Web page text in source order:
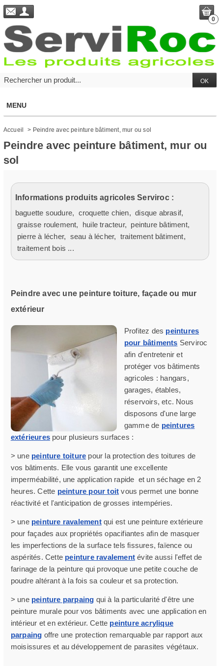
0
MENU
Accueil > Peindre avec peinture bâtiment, mur ou sol
Peindre avec peinture bâtiment, mur ou
sol
Informations produits agricoles Serviroc :
baguette soudure, croquette chien,disque abrasif,
graisse roulement, huile tracteur, peinture bâtiment,
pierre à lécher, seau à lécher, traitement bâtiment,
traitement bois ...
Peindre avec une peinture toiture, façade ou mur
extérieur
Profitez des peintures
pour bâtiments Serviroc
afin d'entretenir et
protéger vos bâtiments
agricoles : hangars,
garages, étables,
réservoirs, etc. Nous
disposons d'une large
gamme de peintures
extérieurespour plusieurs surfaces :
> une peinture toiture pour la protection des toitures de
vos bâtiments. Elle vous garantit une excellente
imperméabilité, une application rapide et un séchage en 2
heures. Cette peinture pour toit vous permet une bonne
réactivité et l'anticipation de grosses intempéries.
> une peinture ravalementqui est une peinture extérieure
pour façades aux propriétés opacifiantes afin de masquer
les imperfections de la surface tels fissures, faïence ou
aspérités. Cette peinture ravalementévite aussi l'effet de
farinage de la peinture qui provoque une petite couche de
poudre altérant à la fois sa couleur et sa protection.
> une peinture parpaing qui à la particularité d'être une
peinture murale pour vos bâtiments avec une application en
intérieur et en extérieur. Cette peinture acrylique
parpaing offre une protection remarquable par rapport aux
moisissures et au développement de parasites végétaux.